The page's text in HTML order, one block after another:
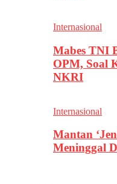
Internasional
Mabes TNI
OPM, Soal
NKRI
Internasional
Mantan
Meninggal